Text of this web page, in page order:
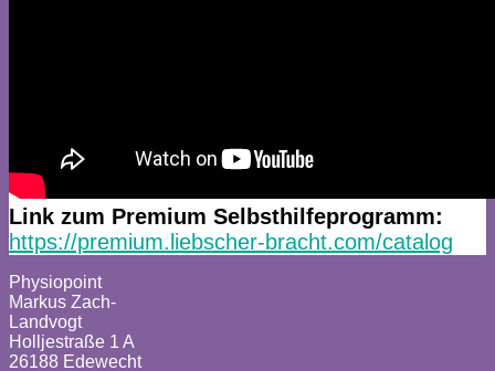
Link zum Premium Selbsthilfeprogramm:
https://premium.liebscher-bracht.com/catalog
Physiopoint
Markus Zach-
Landvogt
Holljestraße 1 A
26188 Edewecht